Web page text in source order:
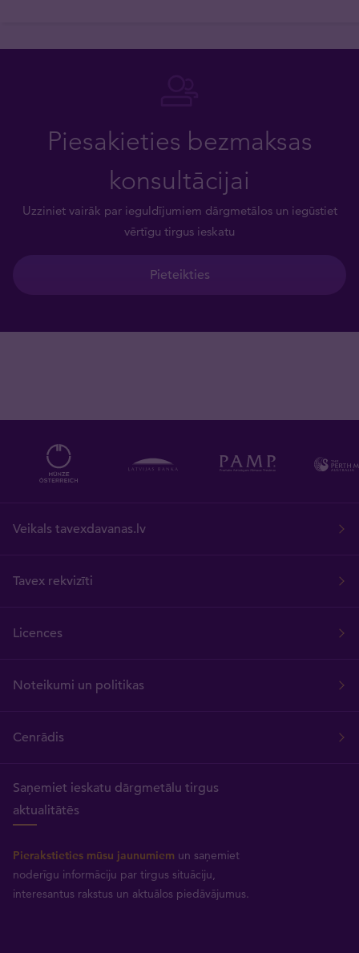
Piesakieties bezmaksas
konsultācijai
Uzziniet vairāk par ieguldījumiem dārgmetālos un iegūstiet
vērtīgu tirgus ieskatu
Pieteikties
Veikals tavexdavanas.lv
Tavex rekvizīti
Licences
Noteikumi un politikas
Cenrādis
Saņemiet ieskatu dārgmetālu tirgus
aktualitātēs
Pierakstieties mūsu jaunumiem un saņemiet
noderīgu informāciju par tirgus situāciju,
interesantus rakstus un aktuālos piedāvājumus.